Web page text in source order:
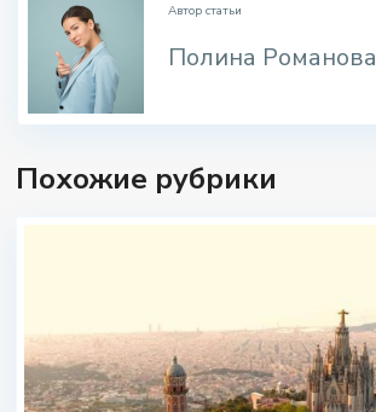
Автор статьи
Полина Романова
Похожие рубрики